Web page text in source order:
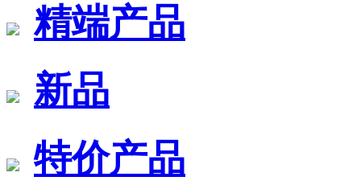
精端产品
新品
特价产品